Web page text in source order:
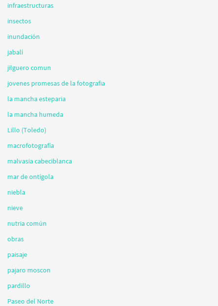
infraestructuras
insectos
inundación
jabalí
jilguero comun
jovenes promesas de la fotografia
la mancha esteparia
la mancha humeda
Lillo (Toledo)
macrofotografía
malvasia cabeciblanca
mar de ontígola
niebla
nieve
nutria común
obras
paisaje
pajaro moscon
pardillo
Paseo del Norte